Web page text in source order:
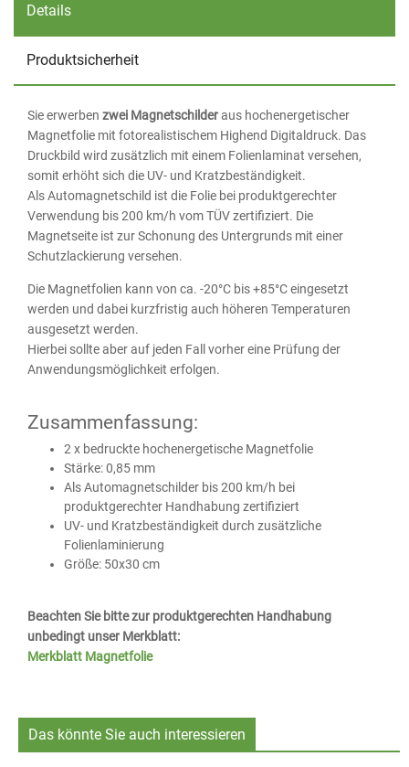
Details
Produktsicherheit
Sie erwerben zwei Magnetschilderaus hochenergetischer
Magnetfolie mit fotorealistischem Highend Digitaldruck. Das
Druckbild wird zusätzlich mit einem Folienlaminat versehen,
somit erhöht sich die UV- und Kratzbeständigkeit.
Als Automagnetschild ist die Folie bei produktgerechter
Verwendung bis 200 km/h vom TÜV zertifiziert. Die
Magnetseite ist zur Schonung des Untergrunds mit einer
Schutzlackierung versehen.
Die Magnetfolien kann von ca. -20°C bis +85°C eingesetzt
werden und dabei kurzfristig auch höheren Temperaturen
ausgesetzt werden.
Hierbei sollte aber auf jeden Fall vorher eine Prüfung der
Anwendungsmöglichkeit erfolgen.
Zusammenfassung:
2 x bedruckte hochenergetische Magnetfolie
Stärke: 0,85 mm
Als Automagnetschilder bis 200 km/h bei
produktgerechter Handhabung zertifiziert
UV- und Kratzbeständigkeit durch zusätzliche
Folienlaminierung
Größe: 50x30 cm
Beachten Sie bitte zur produktgerechten Handhabung
unbedingt unser Merkblatt:
Merkblatt Magnetfolie
Das könnte Sie auch interessieren